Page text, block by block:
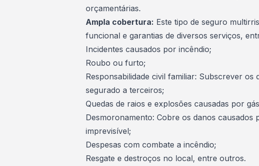
orçamentárias.
Ampla cobertura: Este tipo de seguro
funcional e garantias de diversos serviços,
Incidentes causados por incêndio;
Roubo ou furto;
Responsabilidade civil familiar: Subscrever os
segurado a terceiros;
Quedas de raios e explosões causadas por
Desmoronamento: Cobre os danos
imprevisível;
Despesas com combate a incêndio;
Resgate e destroços no local, entre outros.